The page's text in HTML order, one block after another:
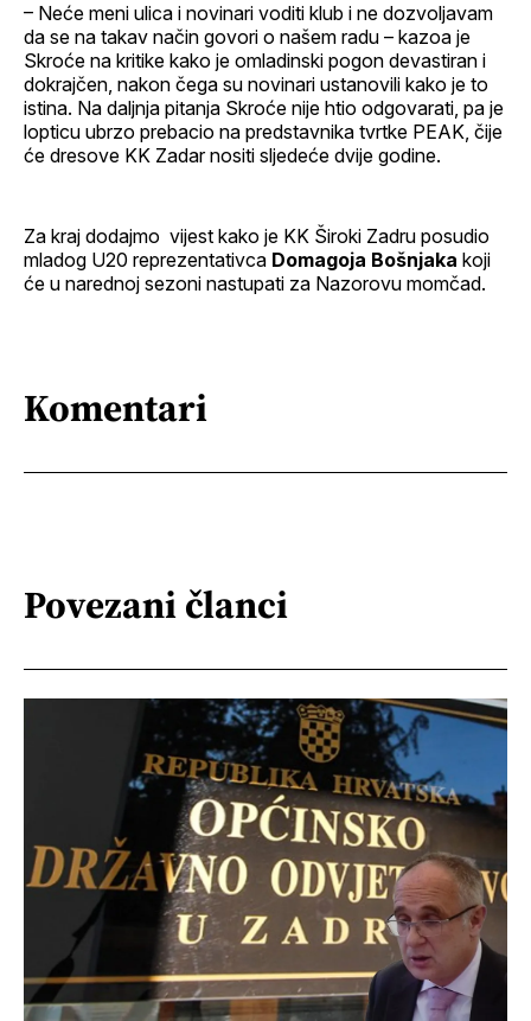
– Neće meni ulica i novinari voditi klub i ne dozvoljavam
da se na takav način govori o našem radu – kazoa je
Skroće na kritike kako je omladinski pogon devastiran i
dokrajčen, nakon čega su novinari ustanovili kako je to
istina. Na daljnja pitanja Skroće nije htio odgovarati, pa je
lopticu ubrzo prebacio na predstavnika tvrtke PEAK, čije
će dresove KK Zadar nositi sljedeće dvije godine.
Za kraj dodajmo vijest kako je KK Široki Zadru posudio
mladog U20 reprezentativca Domagoja Bošnjaka koji
će u narednoj sezoni nastupati za Nazorovu momčad.
Komentari
Povezani članci